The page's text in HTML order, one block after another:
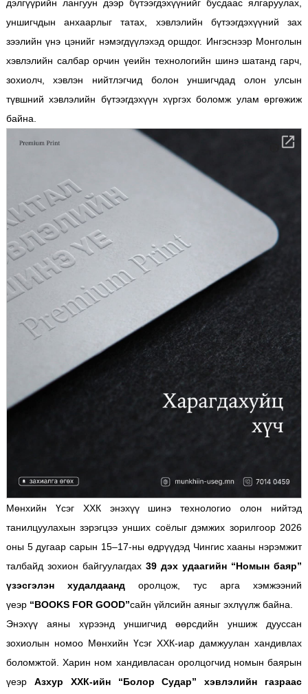
дэлгүүрийн лангуун дээр бүтээгдэхүүнийг бусдаас ялгаруулах,
уншигчдын анхаарлыг татах, хэвлэлийн бүтээгдэхүүний зах
зээлийн үнэ цэнийг нэмэгдүүлэхэд оршдог. Ингэснээр Монголын
хэвлэлийн салбар орчин үеийн технологийн шинэ шатанд гарч,
зохиолч, хэвлэн нийтлэгчид болон уншигчдад олон улсын
түвшний хэвлэлийн бүтээгдэхүүн хүргэх боломж улам өргөжиж
байна.
Мөнхийн Үсэг ХХК энэхүү шинэ технологио олон нийтэд
танилцуулахын зэрэгцээ унших соёлыг дэмжих зорилгоор 2026
оны 5 дугаар сарын 15–17-ны өдрүүдэд Чингис хааны нэрэмжит
талбайд зохион байгуулагдах 39 дэх удаагийн “Номын баяр”
үзэсгэлэн худалдаанд
оролцож, тус арга хэмжээний
үеэр “BOOKS FOR GOOD”сайн үйлсийн аяныг эхлүүлж байна.
Энэхүү аяны хүрээнд уншигчид өөрсдийн уншиж дууссан
зохиолын номоо Мөнхийн Үсэг ХХК-иар дамжуулан хандивлах
боломжтой. Харин ном хандивласан оролцогчид номын баярын
үеэр
Азхур ХХК-ийн “Болор Судар” хэвлэлийн газраас